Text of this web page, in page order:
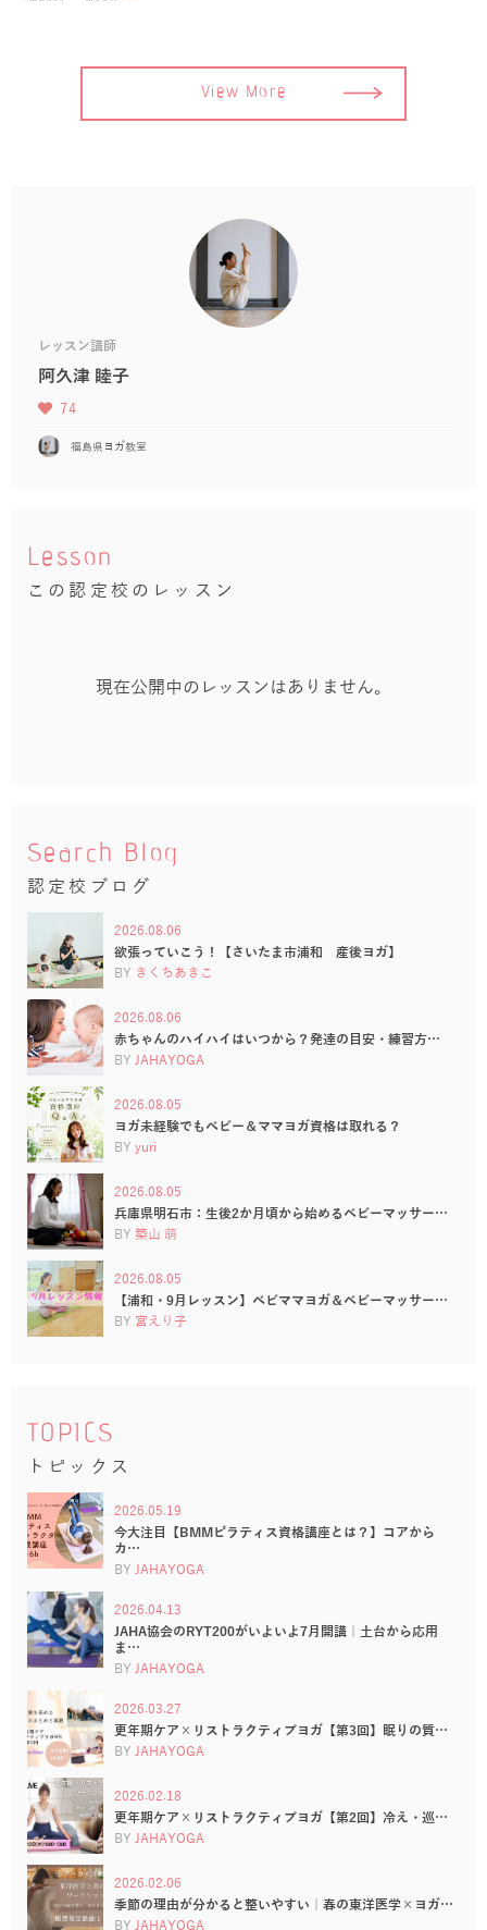
View More
レッスン講師
阿久津 睦子
74
福島県ヨガ教室
Lesson
この認定校のレッスン
現在公開中のレッスンはありません。
Search Blog
認定校ブログ
2026.08.06
欲張っていこう！【さいたま市浦和 産後ヨガ】
BY きくちあきこ
2026.08.06
赤ちゃんのハイハイはいつから？発達の目安・練習方…
BY JAHAYOGA
2026.08.05
ヨガ未経験でもベビー＆ママヨガ資格は取れる？
BY yuri
2026.08.05
兵庫県明石市：生後2か月頃から始めるベビーマッサー…
BY 築山 萌
2026.08.05
【浦和・9月レッスン】ベビママヨガ＆ベビーマッサー…
BY 宮えり子
TOPICS
トピックス
2026.05.19
今大注目【BMMピラティス資格講座とは？】コアから
カ…
BY JAHAYOGA
2026.04.13
JAHA協会のRYT200がいよいよ7月開講｜土台から応用
ま…
BY JAHAYOGA
2026.03.27
更年期ケア×リストラクティブヨガ【第3回】眠りの質…
BY JAHAYOGA
2026.02.18
更年期ケア×リストラクティブヨガ【第2回】冷え・巡…
BY JAHAYOGA
2026.02.06
季節の理由が分かると整いやすい｜春の東洋医学×ヨガ…
BY JAHAYOGA